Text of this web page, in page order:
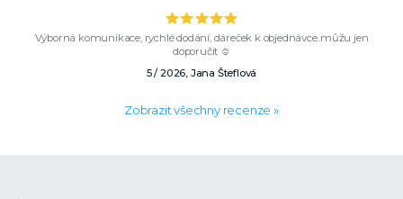
Výborná komunikace, rychlé dodání, dáreček k objednávce..můžu jen
doporučit ☺️
5 / 2026, Jana Šteflová
Zobrazit všechny recenze »